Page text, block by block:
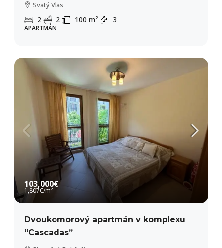
Svatý Vlas
2 2 100 m² 3
APARTMÁN
103,000€
1,807€/m²
Dvoukomorový apartmán v komplexu
“Cascadas”